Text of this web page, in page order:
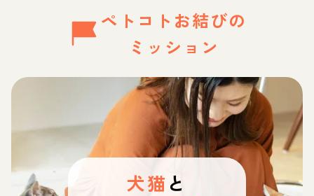
ペトコトお結びの
ミッション
犬猫 と